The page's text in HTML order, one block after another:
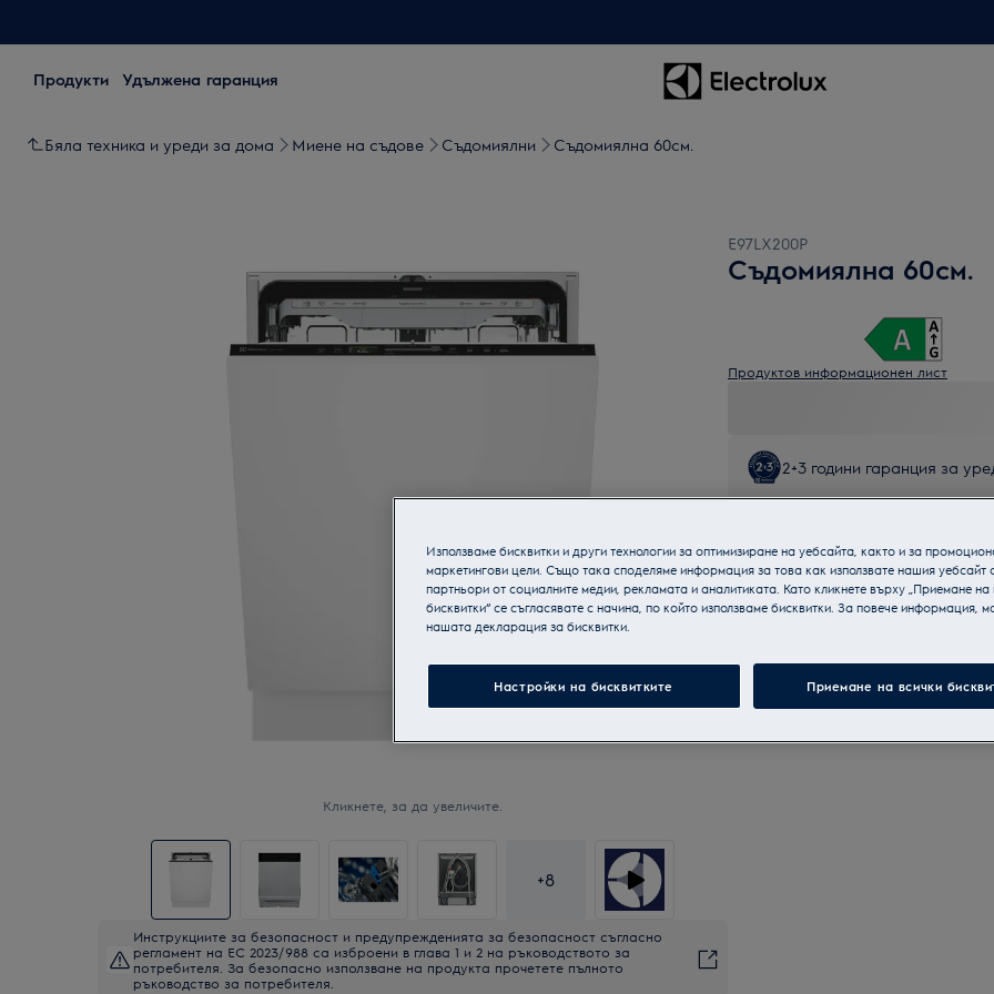
Продукти Удължена гаранция
Бяла техника и уреди за дома Миене на съдове Съдомиялни Съдомиялна 60см.
Кликнете, за да увеличите.
+8
Инструкциите за безопасност и предупрежденията за безопасност съгласно
регламент на ЕС 2023/988 са изброени в глава 1 и 2 на ръководството за
потребителя. За безопасно използване на продукта прочетете пълното
ръководство за потребителя.
E97LX200P
Съдомиялна 60см.
Продуктов информационен лист
2+3 години гаранция за
Използваме бисквитки и други технологии за оптимизиране на уебсайта, както и за
маркетингови цели. Също така споделяме информация за това как използвате нашия уебсайт
партньори от социалните медии, рекламата и аналитиката. Като кликнете върху „Приемане на
бисквитки“ се съгласявате с начина, по който използваме бисквитки. За повече информация,
нашата декларация за бисквитки.
Настройки на бисквитките Приемане на всички